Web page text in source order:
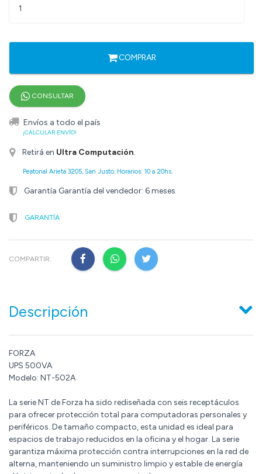
COMPRAR
CONSULTAR
Envíos a todo el país
¡CALCULAR ENVÍO!
Retirá en Ultra Computación.
Peatonal Arieta 3205, San Justo. Horarios: 10 a 20hs.
Garantía Garantía del vendedor: 6 meses
GARANTÍA
COMPARTIR:
Descripción
FORZA
UPS 500VA
Modelo: NT-502A
La serie NT de Forza ha sido rediseñada con seis receptáculos
para ofrecer protección total para computadoras personales y
periféricos. De tamaño compacto, esta unidad es ideal para
espacios de trabajo reducidos en la oficina y el hogar. La serie
garantiza máxima protección contra interrupciones en la red de
alterna, manteniendo un suministro limpio y estable de energía